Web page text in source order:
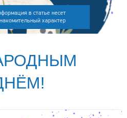
в статье несет
характер